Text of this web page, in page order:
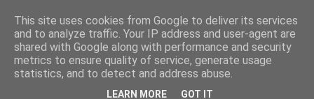
This site uses cookies from Google to deliver its services
and to analyze traffic. Your IP address and user-agent are
shared with Google along with performance and security
metrics to ensure quality of service, generate usage
statistics, and to detect and address abuse.
LEARN MORE GOT IT